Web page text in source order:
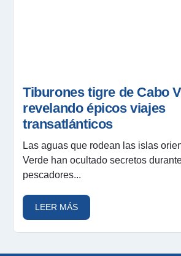
Tiburones tigre de Cabo
revelando épicos viajes
transatlánticos
Las aguas que rodean las islas
Verde han ocultado secretos
pescadores...
LEER MÁS